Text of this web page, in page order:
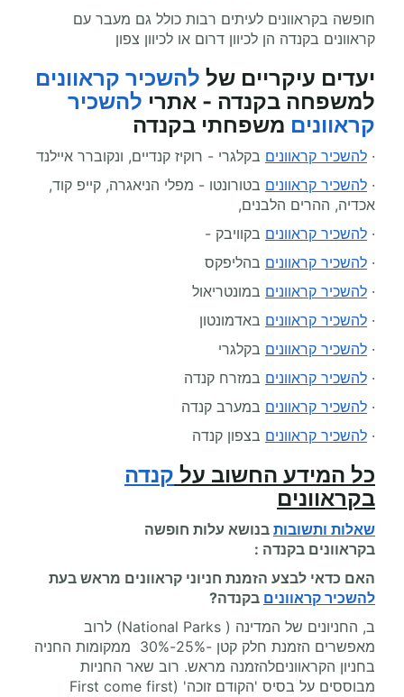
חופשה בקראוונים לעיתים רבות כולל גם מעבר עם
קראוונים בקנדה הן לכיוון דרום או לכיוון צפון
יעדים עיקריים של להשכיר קראוונים
למשפחה בקנדה - אתרי להשכיר
קראוונים משפחתי בקנדה
· להשכיר קראוונים בקלגרי - רוקיז קנדיים, ונקוברר איילנד
· להשכיר קראוונים בטורונטו - מפלי הניאגרה, קייפ קוד,
אכדיה, ההרים הלבנים,
· להשכיר קראוונים בקוויבק -
· להשכיר קראוונים בהליפקס
· להשכיר קראוונים במונטריאול
· להשכיר קראוונים באדמונטון
· להשכיר קראוונים בקלגרי
· להשכיר קראוונים במזרח קנדה
· להשכיר קראוונים במערב קנדה
· להשכיר קראוונים בצפון קנדה
כל המידע החשוב על קנדה
בקראוונים
שאלות ותשובות בנושא עלות חופשה
בקראוונים בקנדה :
האם כדאי לבצע הזמנת חניוני קראוונים מראש בעת
להשכיר קראוונים בקנדה?
ב, החניונים של המדינה ( National Parks) לרוב
מאפשרים הזמנת חלק קטן -25%-30% ממקומות החניה
בחניון הקראווניםלהזמנה מראש. רוב שאר החניות
מבוססים על בסיס 'הקודם זוכה' (First come first